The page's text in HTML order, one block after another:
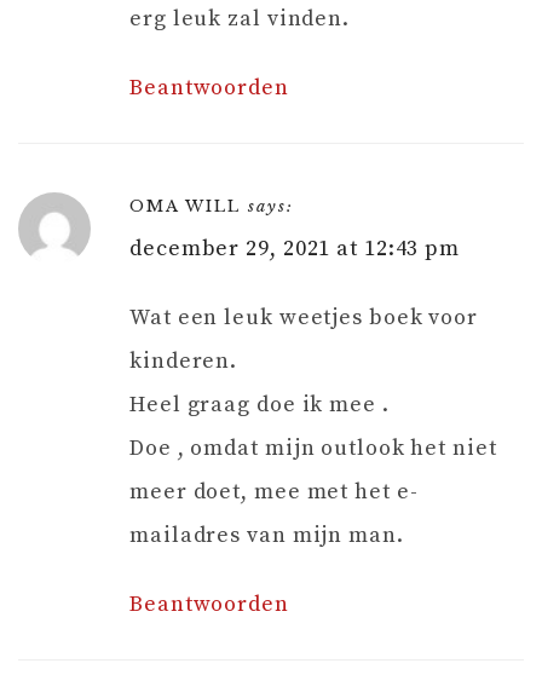
erg leuk zal vinden.
Beantwoorden
OMA WILL says:
december 29, 2021 at 12:43 pm
Wat een leuk weetjes boek voor
kinderen.
Heel graag doe ik mee .
Doe , omdat mijn outlook het niet
meer doet, mee met het e-
mailadres van mijn man.
Beantwoorden